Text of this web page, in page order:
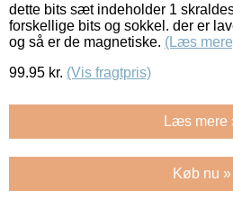
dette bits sæt indeholder 1
forskellige bits og sokkel. der er
og så er de magnetiske. (Læs
99.95 kr. (Vis fragtpris)
Læs mere
Køb nu »